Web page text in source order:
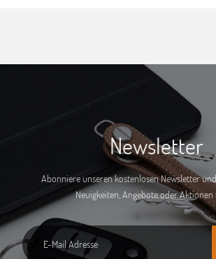
Newsletter
Abonniere unseren kostenlosen Newsletter
Neuigkeiten, Angebote oder